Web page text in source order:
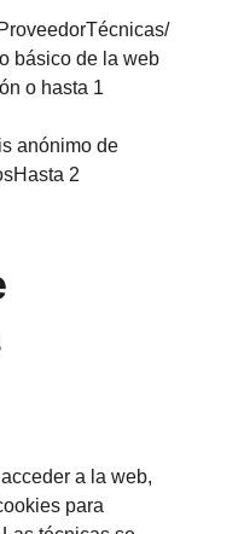
básico de la web
o hasta 1
anónimo de
2
a la web,
para